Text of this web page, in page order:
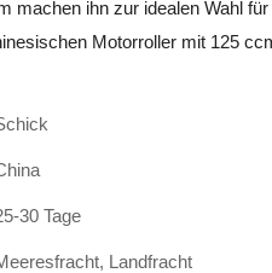
machen ihn zur idealen Wahl
Motorroller mit 125
30 Tage
Landfracht